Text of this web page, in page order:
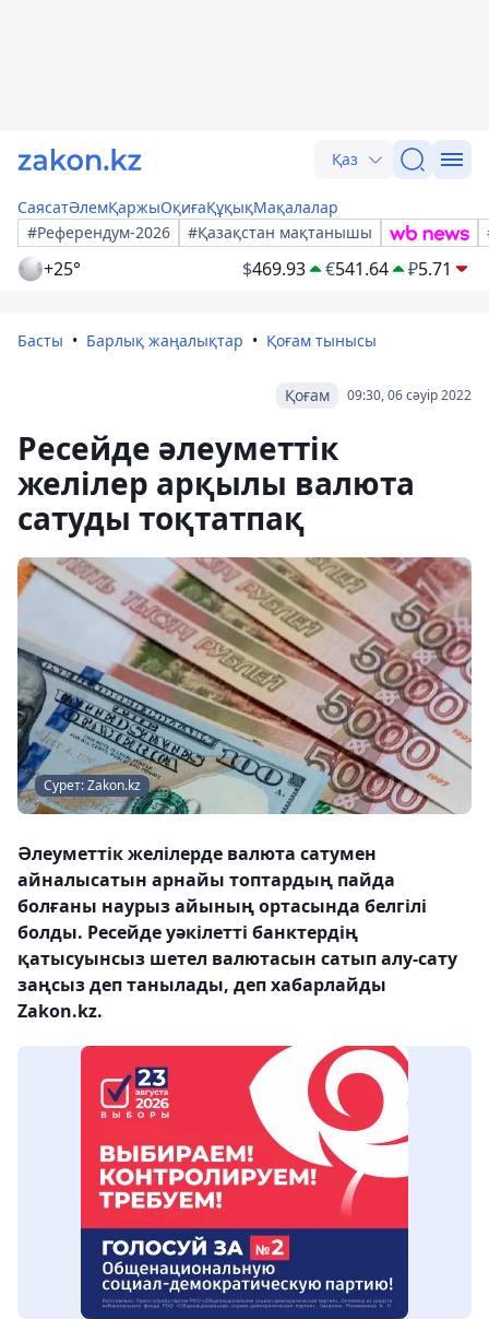
Қаз
СаясатӘлемҚаржыОқиғаҚұқықМақалалар
#Референдум-2026
#Қазақстан мақтанышы
+25° $469.93 €541.64 ₽5.71
Басты Барлық жаңалықтар Қоғам тынысы
09:30, 06 сәуір 2022
Қоғам
Ресейде әлеуметтік
желілер арқылы валюта
сатуды тоқтатпақ
Сурет: Zakon.kz
Әлеуметтік желілерде валюта сатумен
айналысатын арнайы топтардың пайда
болғаны наурыз айының ортасында белгілі
болды. Ресейде уәкілетті банктердің
қатысуынсыз шетел валютасын сатып алу-сату
заңсыз деп танылады, деп хабарлайды
Zakon.kz.